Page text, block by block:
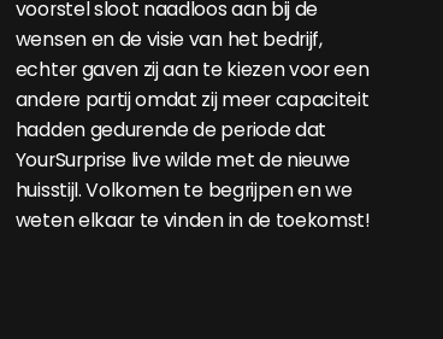
voorstel sloot naadloos aan bij de
wensen en de visie van het bedrijf,
echter gaven zij aan te kiezen voor een
andere partij omdat zij meer capaciteit
hadden gedurende de periode dat
YourSurprise live wilde met de nieuwe
huisstijl. Volkomen te begrijpen en we
weten elkaar te vinden in de toekomst!